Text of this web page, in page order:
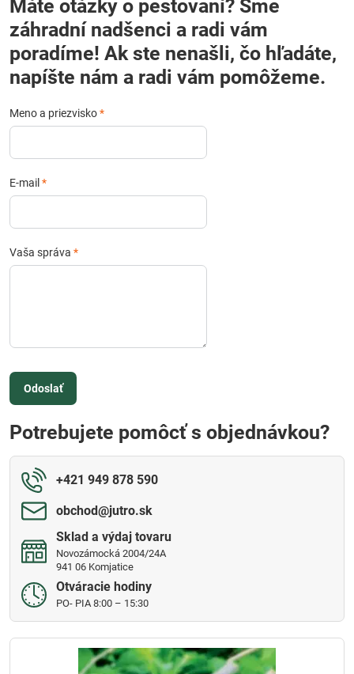
Máte otázky o pestovaní? Sme
záhradní nadšenci a radi vám
poradíme! Ak ste nenašli, čo hľadáte,
napíšte nám a radi vám pomôžeme.
Meno a priezvisko*
E-mail *
Vaša správa *
Odoslať
Potrebujete pomôcť s objednávkou?
+421 949 878 590
obchod​@jutro​.sk
Sklad a výdaj tovaru
Novozámocká 2004/24A
941 06 Komjatice
Otváracie hodiny
PO- PIA 8:00 – 15:30